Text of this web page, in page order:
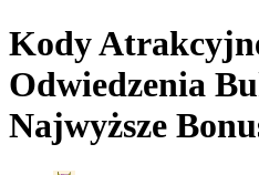
Kody
Odwiedzenia
Najwyższe